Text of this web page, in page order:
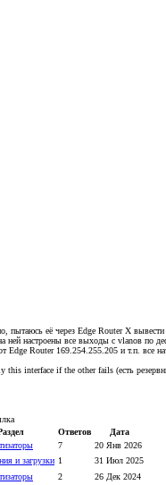
её через Edge Router X вывести
настроены все выходы с vlanов по
Edge Router 169.254.255.205 и т.п.
interface if the other fails (есть
Ответов
Дата
7
20 Янв 2026
и загрузки 1
31 Июл 2025
2
26 Дек 2024